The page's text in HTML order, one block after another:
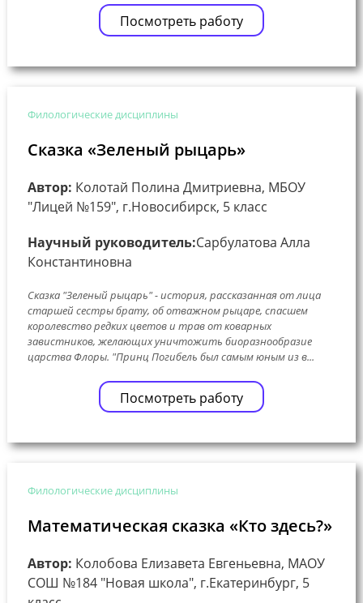
Посмотреть работу
Филологические дисциплины
Сказка «Зеленый рыцарь»
Автор: Колотай Полина Дмитриевна, МБОУ
"Лицей №159", г.Новосибирск, 5 класс
Научный руководитель:Сарбулатова Алла
Константиновна
Сказка "Зеленый рыцарь" - история, рассказанная от лица
старшей сестры брату, об отважном рыцаре, спасшем
королевство редких цветов и трав от коварных
завистников, желающих уничтожить биоразнообразие
царства Флоры. "Принц Погибель был самым юным из в...
Посмотреть работу
Филологические дисциплины
Математическая сказка «Кто здесь?»
Автор: Колобова Елизавета Евгеньевна, МАОУ
СОШ №184 "Новая школа", г.Екатеринбург, 5